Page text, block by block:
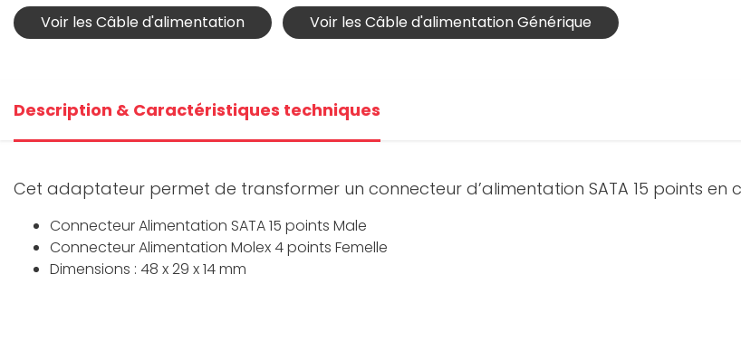
Voir les Câble d'alimentation Voir les Câble d'alimentation Générique
Description & Caractéristiques techniques
Cet adaptateur permet de transformer un connecteur d’alimentation SATA 15 points en
Connecteur Alimentation SATA 15 points Male
Connecteur Alimentation Molex 4 points Femelle
Dimensions : 48 x 29 x 14 mm